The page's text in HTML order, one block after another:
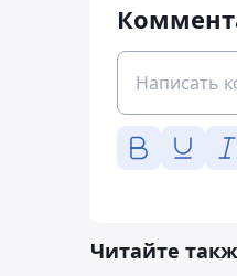
Читайте